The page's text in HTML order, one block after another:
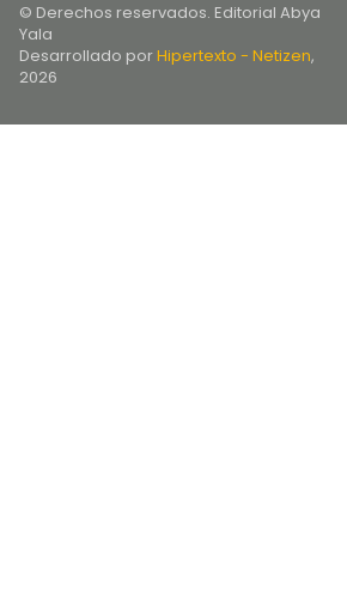
© Derechos reservados. Editorial Abya
Yala
Desarrollado porHipertexto - Netizen,
2026